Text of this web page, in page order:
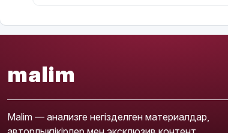
malim
Malim — анализге негізделген материалдар,